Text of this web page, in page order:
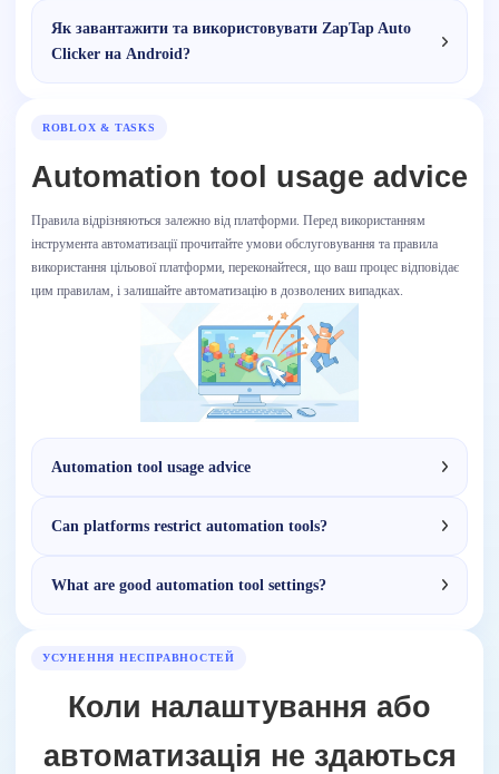
Як завантажити та використовувати ZapTap Auto
Clicker на Android?
ROBLOX & TASKS
Automation tool usage advice
Правила відрізняються залежно від платформи. Перед використанням
інструмента автоматизації прочитайте умови обслуговування та правила
використання цільової платформи, переконайтеся, що ваш процес відповідає
цим правилам, і залишайте автоматизацію в дозволених випадках.
Automation tool usage advice
Can platforms restrict automation tools?
What are good automation tool settings?
УСУНЕННЯ НЕСПРАВНОСТЕЙ
Коли налаштування або
автоматизація не здаються